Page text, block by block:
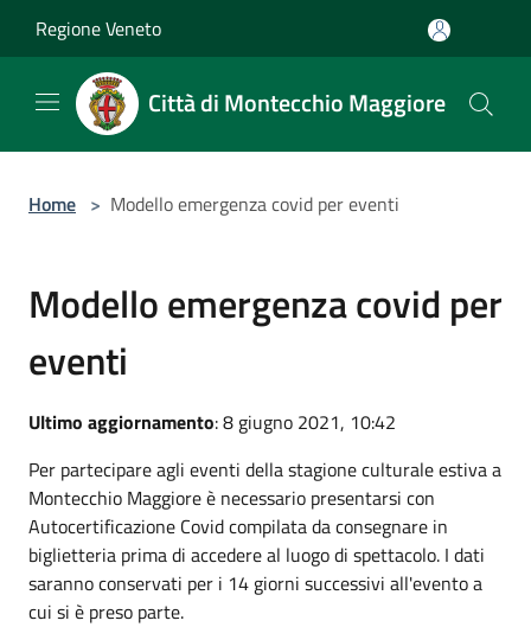
Regione Veneto
Città di Montecchio Maggiore
Home > Modello emergenza covid per eventi
Modello emergenza covid per
eventi
Ultimo aggiornamento: 8 giugno 2021, 10:42
Per partecipare agli eventi della stagione culturale estiva a
Montecchio Maggiore è necessario presentarsi con
Autocertificazione Covid compilata da consegnare in
biglietteria prima di accedere al luogo di spettacolo. I dati
saranno conservati per i 14 giorni successivi all'evento a
cui si è preso parte.